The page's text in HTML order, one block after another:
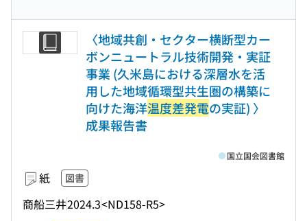
〈地域共創・セクター横断型カー
ボンニュートラル技術開発・実証
事業 (久米島における深層水を活
用した地域循環型共生圏の構築に
向けた海洋温度差発電の実証) 〉
成果報告書
紙 図書
商船三井2024.3<ND158-R5>
国立国会図書館